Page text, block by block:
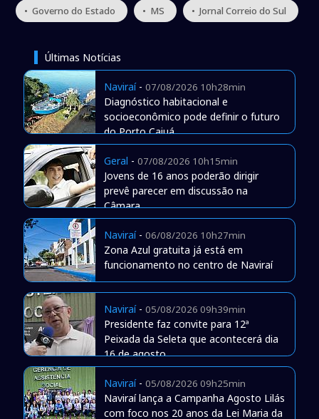
• Governo do Estado • MS • Jornal Correio do Sul
Últimas Notícias
Naviraí- 07/08/2026 10h28min
Diagnóstico habitacional e
socioeconômico pode definir o futuro
do Porto Caiuá
Geral - 07/08/2026 10h15min
Jovens de 16 anos poderão dirigir
prevê parecer em discussão na
Câmara
Naviraí- 06/08/2026 10h27min
Zona Azul gratuita já está em
funcionamento no centro de Naviraí
Naviraí- 05/08/2026 09h39min
Presidente faz convite para 12ª
Peixada da Seleta que acontecerá dia
16 de agosto
Naviraí- 05/08/2026 09h25min
Naviraí lança a Campanha Agosto Lilás
com foco nos 20 anos da Lei Maria da